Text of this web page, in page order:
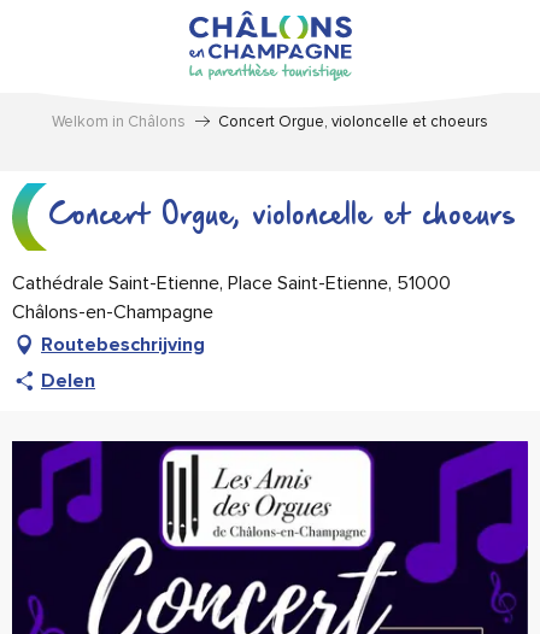
Welkom in Châlons Concert Orgue, violoncelle et choeurs
Concert Orgue, violoncelle et choeurs
Cathédrale Saint-Etienne, Place Saint-Etienne, 51000
Châlons-en-Champagne
Routebeschrijving
Delen